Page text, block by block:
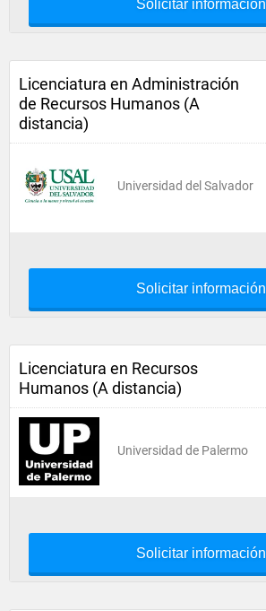
Solicitar información
Licenciatura en Administración
de Recursos Humanos (A
distancia)
Universidad del Salvador
Solicitar información
Licenciatura en Recursos
Humanos (A distancia)
Universidad de Palermo
Solicitar información